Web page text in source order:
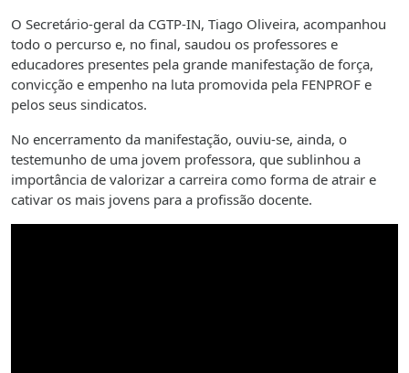
O Secretário-geral da CGTP-IN, Tiago Oliveira, acompanhou
todo o percurso e, no final, saudou os professores e
educadores presentes pela grande manifestação de força,
convicção e empenho na luta promovida pela FENPROF e
pelos seus sindicatos.
No encerramento da manifestação, ouviu-se, ainda, o
testemunho de uma jovem professora, que sublinhou a
importância de valorizar a carreira como forma de atrair e
cativar os mais jovens para a profissão docente.